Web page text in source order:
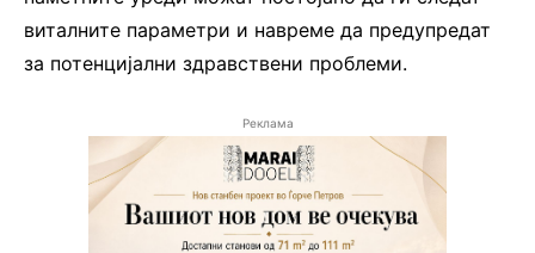
виталните параметри и навреме да предупредат
за потенцијални здравствени проблеми.
Реклама